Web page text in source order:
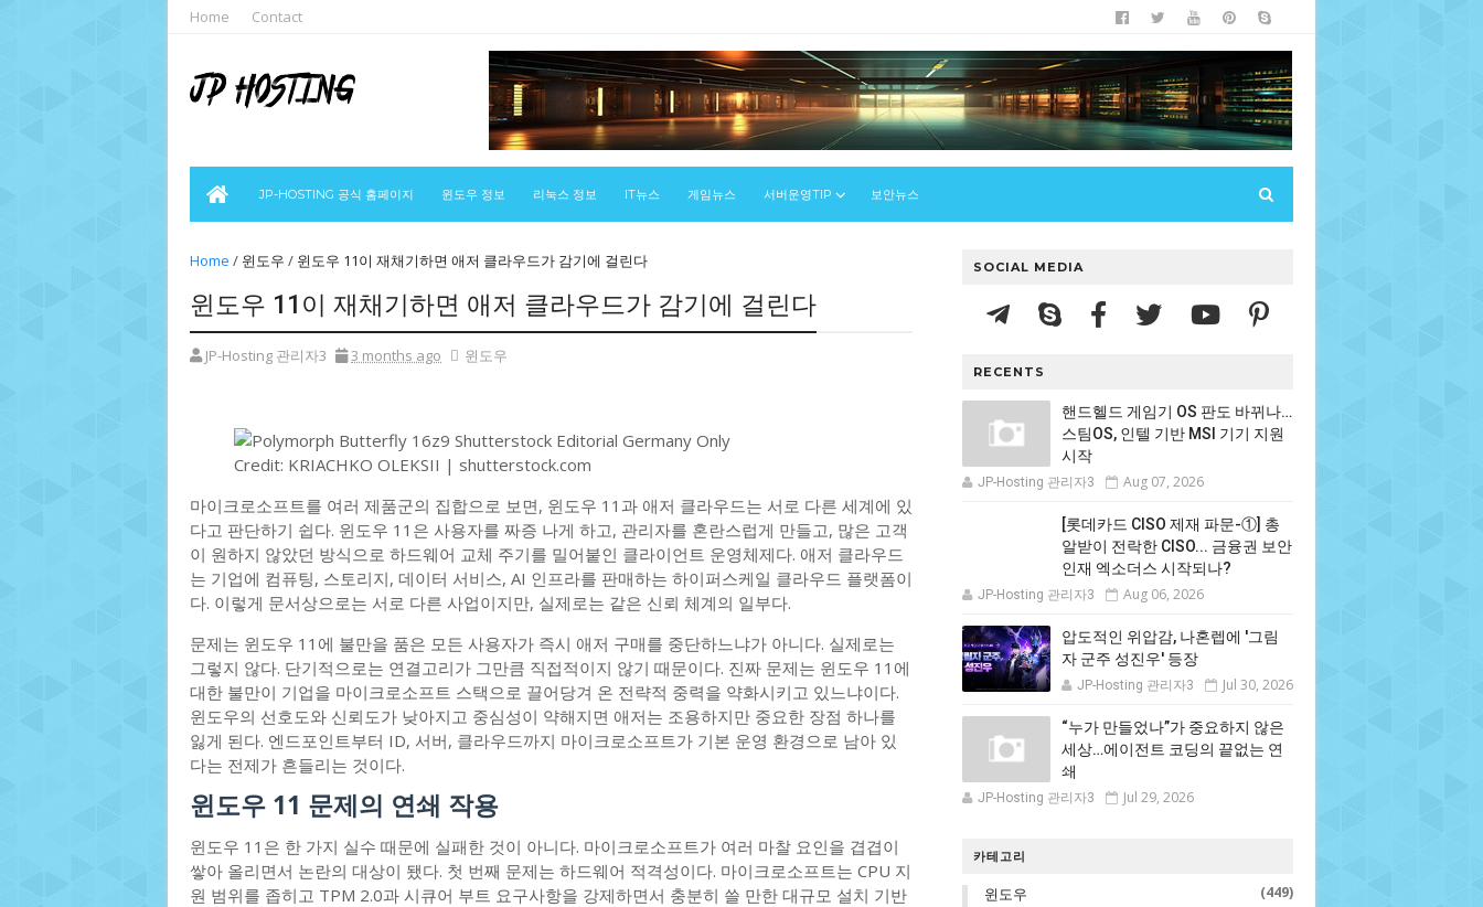
Home Contact
JP-HOSTING 공식 홈페이지 윈도우 정보 리눅스 정보 IT뉴스 게임뉴스 서버운영TIP 보안뉴스
Home / 윈도우 / 윈도우 11이 재채기하면 애저 클라우드가 감기에 걸린다
윈도우 11이 재채기하면 애저 클라우드가 감기에 걸린다
JP-Hosting 관리자3 3 months ago 윈도우
Credit: KRIACHKO OLEKSII | shutterstock.com
마이크로소프트를 여러 제품군의 집합으로 보면, 윈도우 11과 애저 클라우드는 서로 다른 세계에 있
다고 판단하기 쉽다. 윈도우 11은 사용자를 짜증 나게 하고, 관리자를 혼란스럽게 만들고, 많은 고객
이 원하지 않았던 방식으로 하드웨어 교체 주기를 밀어붙인 클라이언트 운영체제다. 애저 클라우드
는 기업에 컴퓨팅, 스토리지, 데이터 서비스, AI 인프라를 판매하는 하이퍼스케일 클라우드 플랫폼이
다. 이렇게 문서상으로는 서로 다른 사업이지만, 실제로는 같은 신뢰 체계의 일부다.
문제는 윈도우 11에 불만을 품은 모든 사용자가 즉시 애저 구매를 중단하느냐가 아니다. 실제로는
그렇지 않다. 단기적으로는 연결고리가 그만큼 직접적이지 않기 때문이다. 진짜 문제는 윈도우 11에
대한 불만이 기업을 마이크로소프트 스택으로 끌어당겨 온 전략적 중력을 약화시키고 있느냐이다.
윈도우의 선호도와 신뢰도가 낮아지고 중심성이 약해지면 애저는 조용하지만 중요한 장점 하나를
잃게 된다. 엔드포인트부터 ID, 서버, 클라우드까지 마이크로소프트가 기본 운영 환경으로 남아 있
다는 전제가 흔들리는 것이다.
윈도우 11 문제의 연쇄 작용
윈도우 11은 한 가지 실수 때문에 실패한 것이 아니다. 마이크로소프트가 여러 마찰 요인을 겹겹이
쌓아 올리면서 논란의 대상이 됐다. 첫 번째 문제는 하드웨어 적격성이다. 마이크로소프트는 CPU 지
원 범위를 좁히고 TPM 2.0과 시큐어 부트 요구사항을 강제하면서 충분히 쓸 만한 대규모 설치 기반
SOCIAL MEDIA
RECENTS
핸드헬드 게임기 OS 판도 바뀌나…
스팀OS, 인텔 기반 MSI 기기 지원
시작
JP-Hosting 관리자3 Aug 07, 2026
[롯데카드 CISO 제재 파문-①] 총
알받이 전락한 CISO... 금융권 보안
인재 엑소더스 시작되나?
JP-Hosting 관리자3 Aug 06, 2026
압도적인 위압감, 나혼렙에 '그림
자 군주 성진우' 등장
JP-Hosting 관리자3 Jul 30, 2026
“누가 만들었나”가 중요하지 않은
세상…에이전트 코딩의 끝없는 연
쇄
JP-Hosting 관리자3 Jul 29, 2026
카테고리
윈도우 (449)